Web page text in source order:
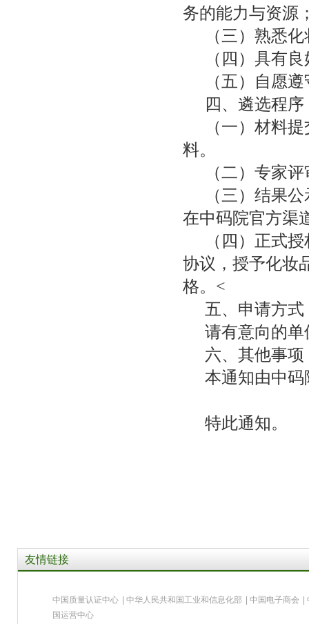
务的能力与资源
（三）熟悉
（四）具有
（五）自愿
四、遴选程序
（一）材料
料。
（二）专家
（三）结果
在中码院官方渠
（四）正式
协议，授予化妆
格。<
五、申请方式
请有意向的
六、其他事项
本通知由中
特此通知。
友情链接
中国质量认证中心 中华人民共和国工业和信息化部 中国电子商会
国运营中心